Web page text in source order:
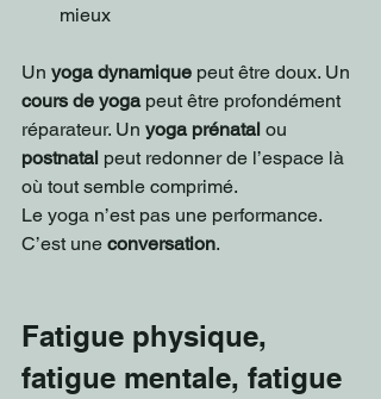
mieux
Un yoga dynamique peut être doux. Un
cours de yoga peut être profondément
réparateur. Un yoga prénatal ou
postnatal peut redonner de l’espace là
où tout semble comprimé.
Le yoga n’est pas une performance.
C’est une conversation.
Fatigue physique,
fatigue mentale, fatigue